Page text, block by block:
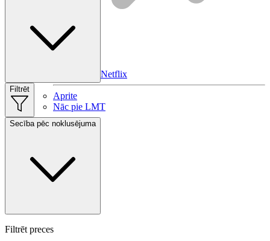
HBO Max | Netflix
Aprite
Nāc pie LMT
Filtrēt
Secība pēc noklusējuma
Filtrēt preces